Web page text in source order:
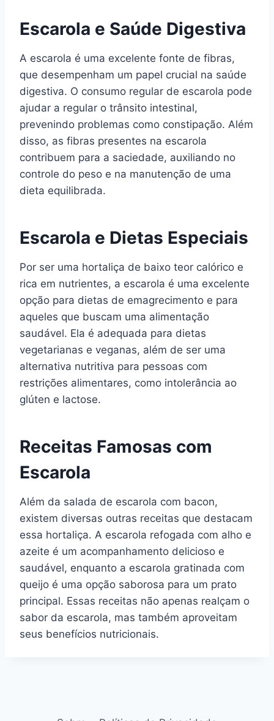
Escarola e Saúde Digestiva
A escarola é uma excelente fonte de fibras,
que desempenham um papel crucial na saúde
digestiva. O consumo regular de escarola pode
ajudar a regular o trânsito intestinal,
prevenindo problemas como constipação. Além
disso, as fibras presentes na escarola
contribuem para a saciedade, auxiliando no
controle do peso e na manutenção de uma
dieta equilibrada.
Escarola e Dietas Especiais
Por ser uma hortaliça de baixo teor calórico e
rica em nutrientes, a escarola é uma excelente
opção para dietas de emagrecimento e para
aqueles que buscam uma alimentação
saudável. Ela é adequada para dietas
vegetarianas e veganas, além de ser uma
alternativa nutritiva para pessoas com
restrições alimentares, como intolerância ao
glúten e lactose.
Receitas Famosas com
Escarola
Além da salada de escarola com bacon,
existem diversas outras receitas que destacam
essa hortaliça. A escarola refogada com alho e
azeite é um acompanhamento delicioso e
saudável, enquanto a escarola gratinada com
queijo é uma opção saborosa para um prato
principal. Essas receitas não apenas realçam o
sabor da escarola, mas também aproveitam
seus benefícios nutricionais.